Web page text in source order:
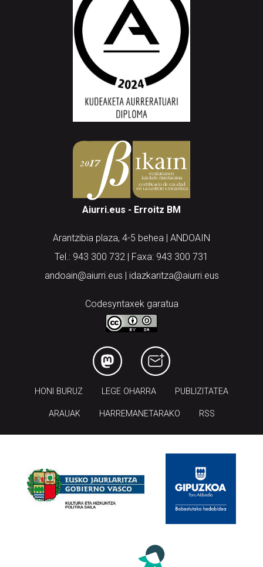
Aiurri.eus - Erroitz BM
Arantzibia plaza, 4-5 behea | ANDOAIN
Tel.: 943 300 732 | Faxa: 943 300 731
andoain@aiurri.eus | idazkaritza@aiurri.eus
Codesyntaxek garatua
HONI BURUZ LEGE OHARRA PUBLIZITATEA
ARAUAK HARREMANETARAKO RSS